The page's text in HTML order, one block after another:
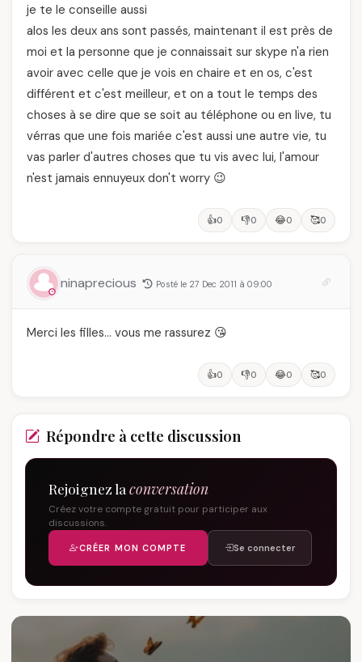
je te le conseille aussi
alos les deux ans sont passés, maintenant il est près de
moi et la personne que je connaissait sur skype n'a rien
avoir avec celle que je vois en chaire et en os, c'est
différent et c'est meilleur, et on a tout le temps des
choses à se dire que se soit au téléphone ou en live, tu
vérras que une fois mariée c'est aussi une autre vie, tu
vas parler d'autres choses que tu vis avec lui, l'amour
n'est jamais ennuyeux don't worry 😉
👍0 👎0 😂0 🥰0
ninaprecious Posté le 27 Dec 2011 à 09:00
Merci les filles… vous me rassurez 😘
👍0 👎0 😂0 🥰0
Répondre à cette discussion
Rejoignez la conversation
Créez votre compte gratuit pour participer aux
discussions.
CRÉER MON COMPTE Se connecter